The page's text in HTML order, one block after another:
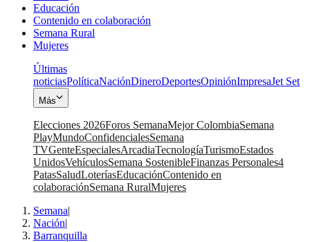
Educación
Contenido en colaboración
Semana Rural
Mujeres
Últimas
noticiasPolíticaNaciónDineroDeportesOpiniónImpresaJet Set
Más
Elecciones 2026Foros SemanaMejor ColombiaSemana
PlayMundoConfidencialesSemana
TVGenteEspecialesArcadiaTecnologíaTurismoEstados
UnidosVehículosSemana SostenibleFinanzas Personales4
PatasSaludLoteríasEducaciónContenido en
colaboraciónSemana RuralMujeres
Semana|
Nación|
Barranquilla